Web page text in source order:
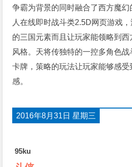
争霸为背景的同时融合了西方魔
人在线即时战斗类2.5D网页游戏
的三国元素而且让玩家能领略到
风格。天将传独特的一控多角色
卡牌，策略的玩法让玩家能够感
感。
2016年8月31日 星期三
95ku